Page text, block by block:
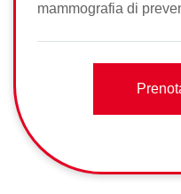
mammografia di